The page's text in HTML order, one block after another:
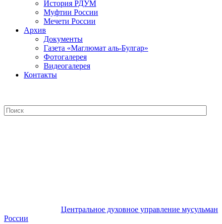
История РДУМ
Муфтии России
Мечети России
Архив
Документы
Газета «Маглюмат аль-Булгар»
Фотогалерея
Видеогалерея
Контакты
Центральное духовное управление мусульман
России